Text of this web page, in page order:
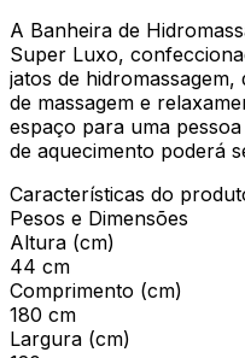
A Banheira de
Super Luxo,
jatos de
de massagem e
espaço para uma
de aquecimento poderá
Características do
Pesos e Dimensões
Altura (cm)
44 cm
Comprimento (cm)
180 cm
Largura (cm)